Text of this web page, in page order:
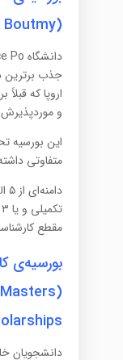
Boutmy)
جذب برترین
اروپا که
و موردپذیرش
این بورسیه
متفاوتی
مقطع
بورسیه‌ی
دانشجویان